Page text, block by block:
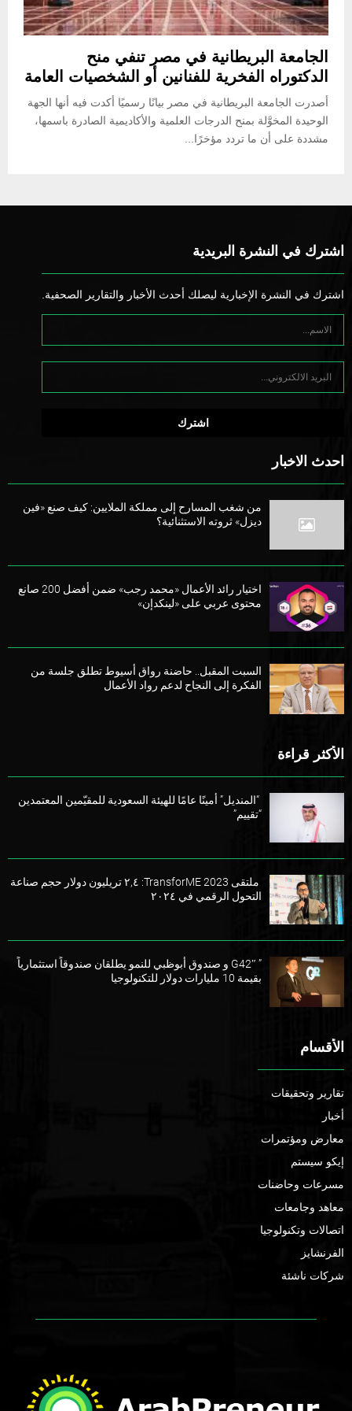
الجامعة البريطانية في مصر تنفي منح
الدكتوراه الفخرية للفنانين أو الشخصيات العامة
أصدرت الجامعة البريطانية في مصر بيانًا رسميًا أكدت فيه أنها الجهة
الوحيدة المخوَّلة بمنح الدرجات العلمية والأكاديمية الصادرة باسمها،
مشددة على أن ما تردد مؤخرًا...
اشترك في النشرة البريدية
اشترك في النشرة الإخبارية ليصلك أحدث الأخبار والتقارير الصحفية.
احدث الاخبار
من شغب المسارح إلى مملكة الملايين: كيف صنع «فين
ديزل» ثروته الاستثنائية؟
اختيار رائد الأعمال «محمد رجب» ضمن أفضل 200 صانع
محتوى عربي على «لينكدإن»
السبت المقبل.. حاضنة رواق أسيوط تطلق جلسة من
الفكرة إلى النجاح لدعم رواد الأعمال
الأكثر قراءة
“المنديل” أمينًا عامًا للهيئة السعودية للمقيّمين المعتمدين
“تقييم”
ملتقى TransforME 2023: ٢,٤ تريليون دولار حجم صناعة
التحول الرقمي في ٢٠٢٤
” G42″ و صندوق أبوظبي للنمو يطلقان صندوقاً استثمارياً
بقيمة 10 مليارات دولار للتكنولوجيا
الأقسام
تقارير وتحقيقات
أخبار
معارض ومؤتمرات
إيكو سيستم
مسرعات وحاضنات
معاهد وجامعات
اتصالات وتكنولوجيا
الفرنشايز
شركات ناشئة